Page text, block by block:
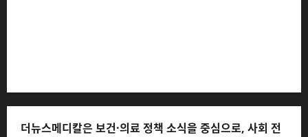
더뉴스메디칼은 보건·의료 정책 소식을 중심으로, 사회 전